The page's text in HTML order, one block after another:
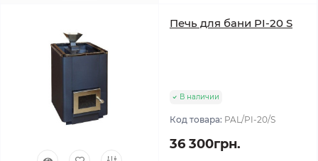
Печь для бани PI-20 S
В наличии
Код товара: PAL/PI-20/S
36 300грн.